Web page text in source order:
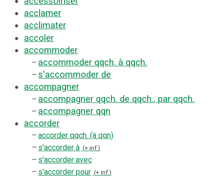
acclamer
acclimater
accoler
accommoder
– accommoder qqch. à qqch.
– s'accommoder de
accompagner
– accompagner qqch. de qqch., par qqch.
– accompagner qqn
accorder
– accorder qqch. (à qqn)
– s'accorder à + inf.
– s'accorder avec
– s'accorder pour + inf.